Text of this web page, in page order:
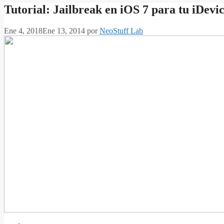
Tutorial: Jailbreak en iOS 7 para tu
Ene 4, 2018Ene 13, 2014 porNeoStuff Lab